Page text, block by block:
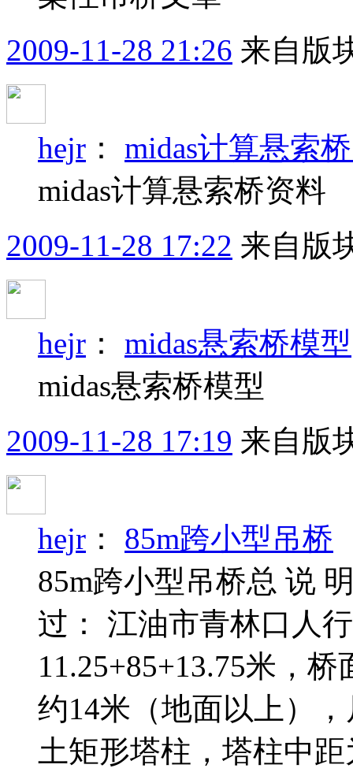
2009-11-28 21:26 来自版
hejr ： midas计算悬索
midas计算悬索桥资料
2009-11-28 17:22 来自版
hejr ： midas悬索桥模型
midas悬索桥模型
2009-11-28 17:19 来自版
hejr ： 85m跨小型吊桥
85m跨小型吊桥总 说
过： 江油市青林口人
11.25+85+13.75米，
约14米（地面以上）
土矩形塔柱，塔柱中